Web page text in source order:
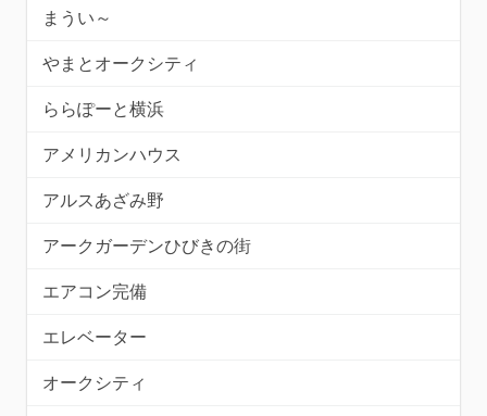
まうい～
やまとオークシティ
ららぽーと横浜
アメリカンハウス
アルスあざみ野
アークガーデンひびきの街
エアコン完備
エレベーター
オークシティ